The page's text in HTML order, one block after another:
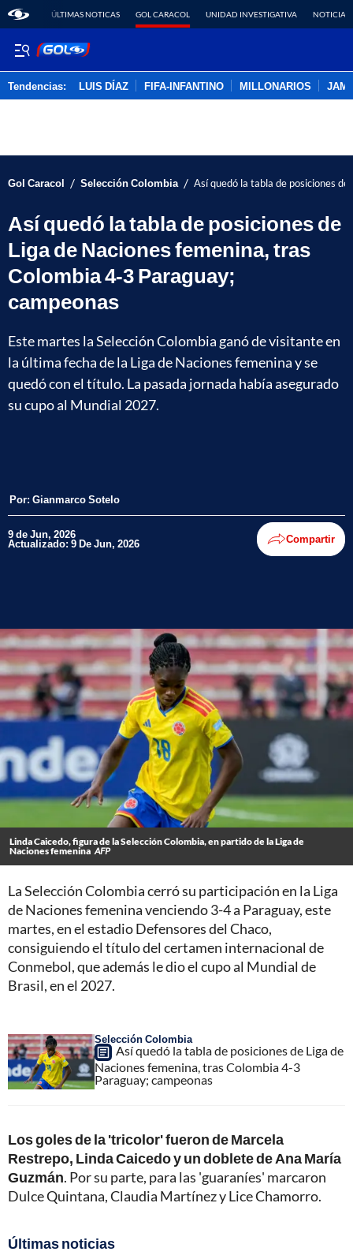
ÚLTIMAS NOTICAS GOL CARACOL UNIDAD INVESTIGATIVA NOTICIAS
Tendencias: LUIS DÍAZ FIFA-INFANTINO MILLONARIOS
Gol Caracol / Selección Colombia / Así quedó la tabla de posiciones
Así quedó la tabla de posiciones de
Liga de Naciones femenina, tras
Colombia 4-3 Paraguay;
campeonas
Este martes la Selección Colombia ganó de visitante en
la última fecha de la Liga de Naciones femenina y se
quedó con el título. La pasada jornada había asegurado
su cupo al Mundial 2027.
Por: Gianmarco Sotelo
9 de Jun, 2026
Actualizado: 9 De Jun, 2026 Compartir
Linda Caicedo, figura de la Selección Colombia, en partido de la Liga de
Naciones femenina AFP
La Selección Colombia cerró su participación en la Liga
de Naciones femenina venciendo 3-4 a Paraguay, este
martes, en el estadio Defensores del Chaco,
consiguiendo el título del certamen internacional de
Conmebol, que además le dio el cupo al Mundial de
Brasil, en el 2027.
Selección Colombia
Así quedó la tabla de posiciones de Liga de
Naciones femenina, tras Colombia 4-3
Paraguay; campeonas
Los goles de la 'tricolor' fueron de Marcela
Restrepo, Linda Caicedo y un doblete de Ana María
Guzmán. Por su parte, para las 'guaraníes' marcaron
Dulce Quintana, Claudia Martínez y Lice Chamorro.
Últimas noticias